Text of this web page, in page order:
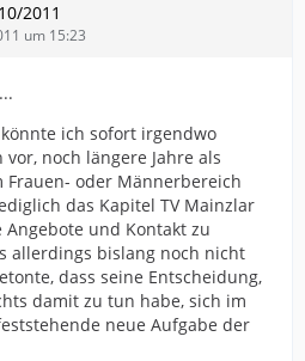
2011
um 15:23
ich sofort irgendwo
noch längere Jahre als
oder Männerbereich
das Kapitel TV Mainzlar
und Kontakt zu
allerdings bislang noch nicht
dass seine Entscheidung,
damit zu tun habe, sich im
neue Aufgabe der